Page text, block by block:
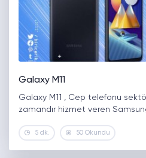
Galaxy M11
Galaxy M11 , Cep telefonu
zamandır hizmet veren
5 dk. 50 Okundu